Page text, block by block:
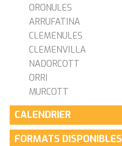
ORONULES
ARRUFATINA
CLEMENULES
CLEMENVILLA
NADORCOTT
ORRI
MURCOTT
CALENDRIER
FORMATS DISPONIBLES